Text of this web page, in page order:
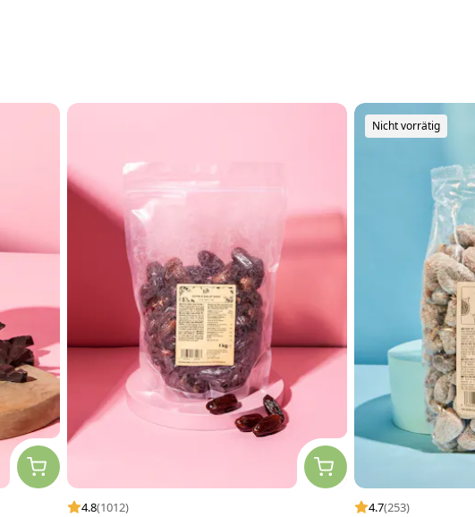
4.8(1012)
Nicht vorrätig
4.7(253)